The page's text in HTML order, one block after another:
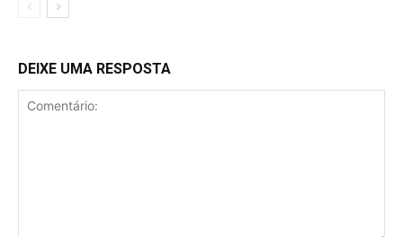
DEIXE UMA RESPOSTA